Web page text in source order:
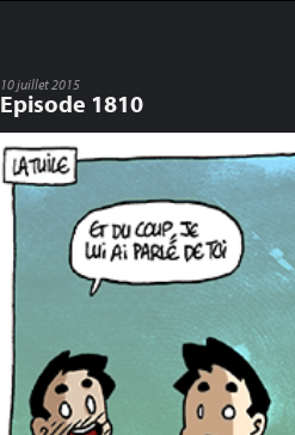
10 juillet 2015
Episode 1810